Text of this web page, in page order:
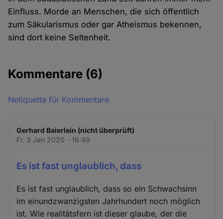
Einfluss. Morde an Menschen, die sich öffentlich
zum Säkularismus oder gar Atheismus bekennen,
sind dort keine Seltenheit.
Kommentare (6)
Netiquette für Kommentare
Gerhard Baierlein (nicht überprüft)
Fr. 3 Jan 2020 - 16:49
Es ist fast unglaublich, dass
Es ist fast unglaublich, dass so ein Schwachsinn
im einundzwanzigsten Jahrhundert noch möglich
ist. Wie realitätsfern ist dieser glaube, der die